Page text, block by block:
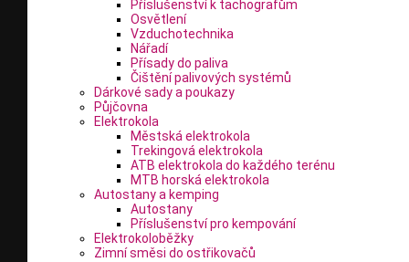
Příslušenství k tachografům
Osvětlení
Vzduchotechnika
Nářadí
Přísady do paliva
Čištění palivových systémů
Dárkové sady a poukazy
Půjčovna
Elektrokola
Městská elektrokola
Trekingová elektrokola
ATB elektrokola do každého terénu
MTB horská elektrokola
Autostany a kemping
Autostany
Příslušenství pro kempování
Elektrokoloběžky
Zimní směsi do ostřikovačů